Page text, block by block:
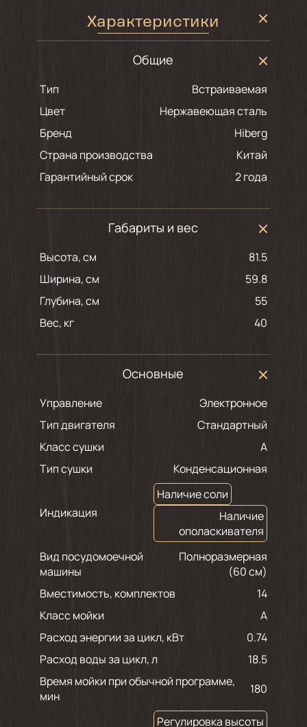
Характеристики
Общие
Тип
Встраиваемая
Цвет
нержавеющая сталь
Бренд
Hiberg
Страна производства
Китай
Гарантийный срок
2 года
Габариты и вес
Высота, см
81.5
Ширина, см
59.8
Глубина, см
55
Вес, кг
40
Основные
Управление
Электронное
Тип двигателя
Стандартный
Класс сушки
A
Тип сушки
Конденсационная
Индикация
Наличие соли
Наличие
ополаскивателя
Вид посудомоечной
машины
Полноразмерная
(60 см)
Вместимость, комплектов
14
Класс мойки
A
Расход энергии за цикл, кВт
0.74
Расход воды за цикл, л
18.5
Время мойки при обычной программе,
мин
180
Регулировка высоты